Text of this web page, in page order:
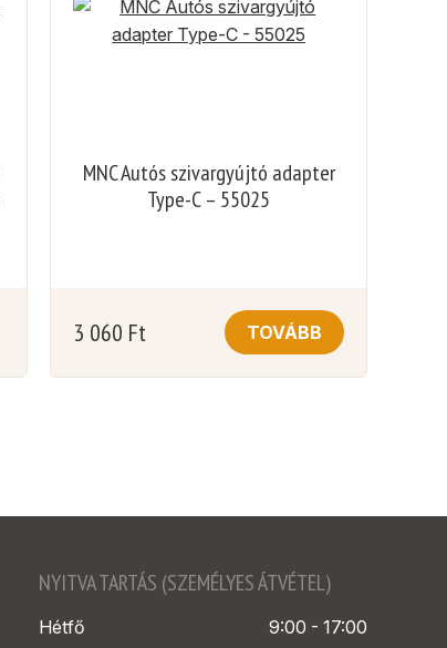
MNC Autós szivargyújtó adapter
Type-C – 55025
3 060 Ft TOVÁBB
NYITVA TARTÁS (SZEMÉLYES ÁTVÉTEL)
Hétfő
9:00 - 17:00